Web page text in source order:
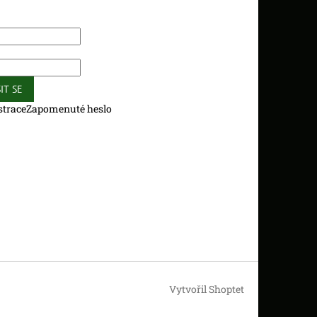
SE
Zapomenuté heslo
Vytvořil Shoptet